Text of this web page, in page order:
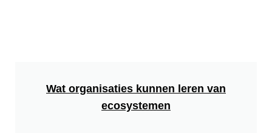
Wat organisaties kunnen leren van
ecosystemen